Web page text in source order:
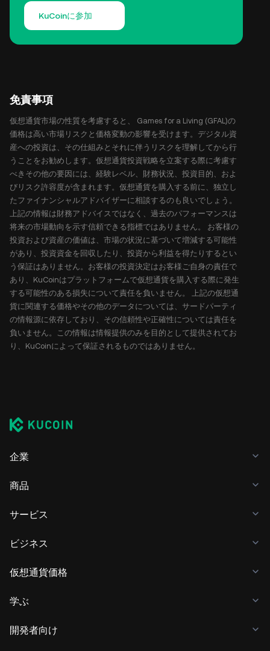
KuCoinに参加
免責事項
仮想通貨市場の性質を考慮すると、 Games for a Living (GFAL)の
価格は高い市場リスクと価格変動の影響を受けます。デジタル資
産への投資は、その仕組みとそれに伴うリスクを理解してから行
うことをお勧めします。仮想通貨投資戦略を立案する際に考慮す
べきその他の要因には、経験レベル、財務状況、投資目的、およ
びリスク許容度が含まれます。仮想通貨を購入する前に、独立し
たファイナンシャルアドバイザーに相談するのも良いでしょう。
上記の情報は財務アドバイスではなく、過去のパフォーマンスは
将来の市場動向を示す信頼できる指標ではありません。 お客様の
投資および資産の価値は、市場の状況に基づいて増減する可能性
があり、投資資金を回収したり、投資から利益を得たりするとい
う保証はありません。お客様の投資決定はお客様ご自身の責任で
あり、KuCoinはプラットフォームで仮想通貨を購入する際に発生
する可能性のある損失について責任を負いません。 上記の仮想通
貨に関連する価格やその他のデータについては、サードパーティ
の情報源に依存しており、その信頼性や正確性については責任を
負いません。この情報は情報提供のみを目的として提供されてお
り、KuCoinによって保証されるものではありません。
企業
商品
サービス
ビジネス
仮想通貨価格
学ぶ
開発者向け